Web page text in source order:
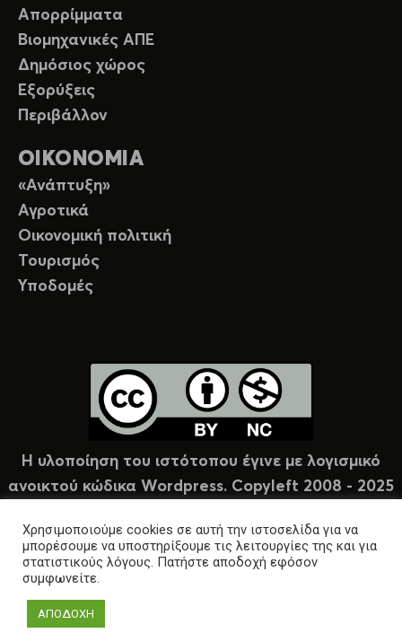
Απορρίμματα
Βιομηχανικές ΑΠΕ
Δημόσιος χώρος
Εξορύξεις
Περιβάλλον
ΟΙΚΟΝΟΜΙΑ
«Ανάπτυξη»
Αγροτικά
Οικονομική πολιτική
Τουρισμός
Υποδομές
Η υλοποίηση του ιστότοπου έγινε με λογισμικό
ανοικτού κώδικα Wordpress. Copyleft 2008 - 2025
Χρησιμοποιούμε cookies σε αυτή την ιστοσελίδα για να
μπορέσουμε να υποστηρίξουμε τις λειτουργίες της και για
στατιστικούς λόγους. Πατήστε αποδοχή εφόσον
συμφωνείτε.
ΑΠΟΔΟΧΗ